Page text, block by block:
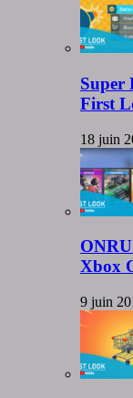
Super
First
18 juin
Xbox
9 juin